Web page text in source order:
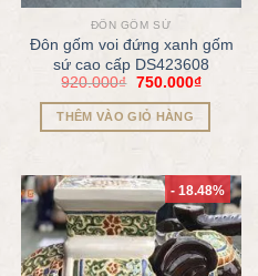
ĐÔN GỐM SỨ
Đôn gốm voi đứng xanh gốm
sứ cao cấp DS423608
920.000₫ 750.000₫
THÊM VÀO GIỎ HÀNG
- 18.48%